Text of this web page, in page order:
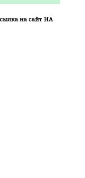
на сайт ИА